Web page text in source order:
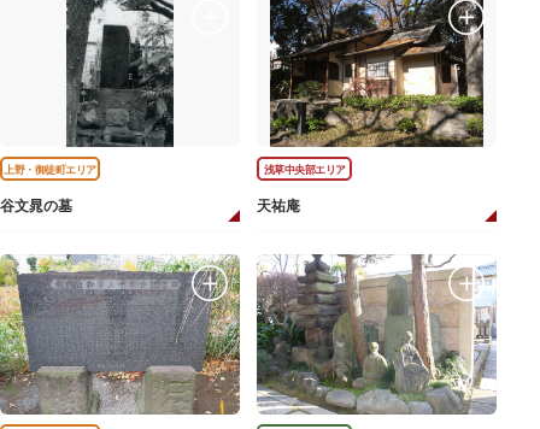
上野・御徒町エリア
谷文晁の墓
浅草中央部エリア
天祐庵